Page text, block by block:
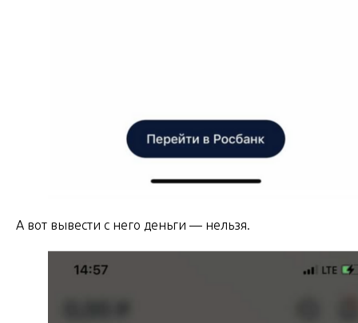
А вот вывести с него деньги — нельзя.